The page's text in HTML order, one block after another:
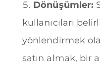
Dönüşümler:
kullanıcıları
yönlendirmek
satın almak, bir